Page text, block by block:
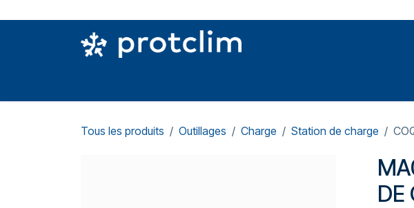
Tous les produits Outillages Charge Station de charge
DE